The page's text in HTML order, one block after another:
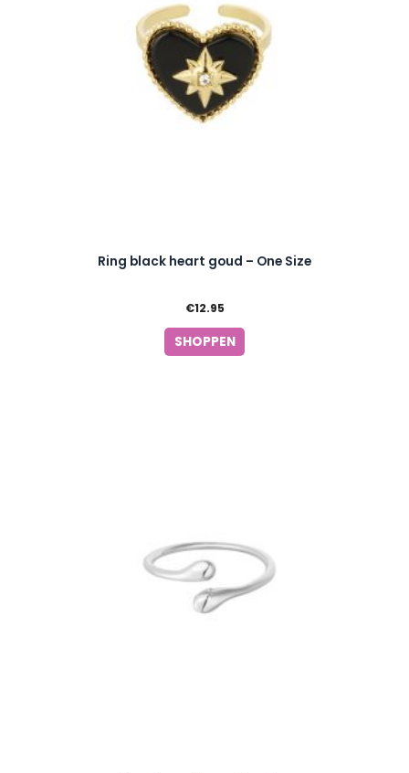
Ring black heart goud – One Size
€12.95
SHOPPEN